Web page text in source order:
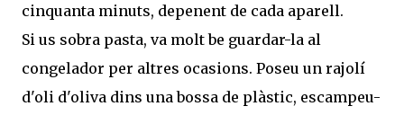
cinquanta minuts, depenent de cada aparell.
Si us sobra pasta, va molt be guardar-la al
congelador per altres ocasions. Poseu un rajolí
d'oli d'oliva dins una bossa de plàstic, escampeu-